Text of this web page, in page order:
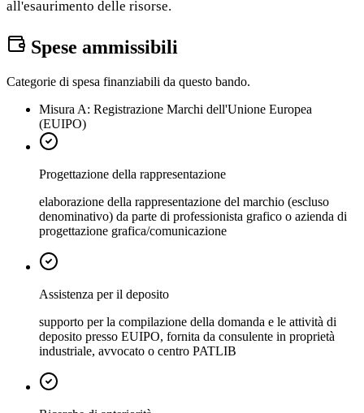
all'esaurimento delle risorse.
Spese ammissibili
Categorie di spesa finanziabili da questo bando.
Misura A: Registrazione Marchi dell'Unione Europea
(EUIPO)
Progettazione della rappresentazione
elaborazione della rappresentazione del marchio (escluso
denominativo) da parte di professionista grafico o azienda di
progettazione grafica/comunicazione
Assistenza per il deposito
supporto per la compilazione della domanda e le attività di
deposito presso EUIPO, fornita da consulente in proprietà
industriale, avvocato o centro PATLIB